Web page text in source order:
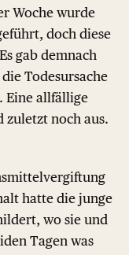
Woche wurde
doch diese
gab demnach
Todesursache
Eine allfällige
zuletzt noch aus.
hatte die junge
wo sie und
Tagen was